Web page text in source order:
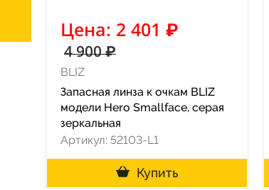
Цена: 2 401 ₽
4 900 ₽
BLIZ
Запасная линза к очкам BLIZ
модели Hero Smallface, серая
зеркальная
Артикул: 52103-L1
Купить